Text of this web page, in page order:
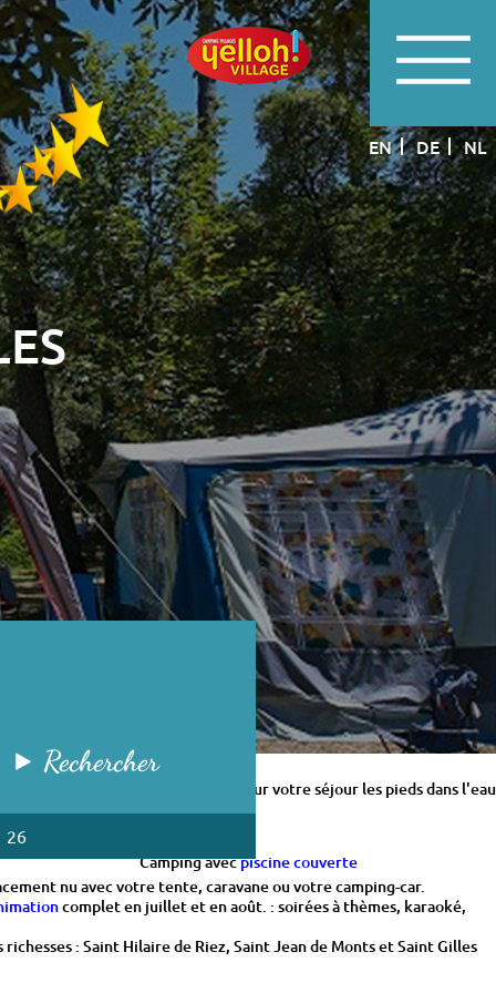
EN DE NL
Rechercher
26
. Pour votre séjour les pieds dans l'eau
en famille ou entre amis.
Camping avecpiscine couverte
nu avec votre tente, caravane ou votre camping-car.
complet en juillet et en août. : soirées à thèmes, karaoké,
: Saint Hilaire de Riez, Saint Jean de Monts et Saint Gilles